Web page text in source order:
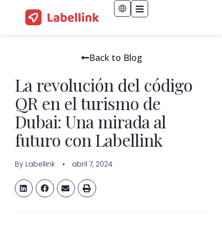
Back to Blog
La revolución del código
QR en el turismo de
Dubai: Una mirada al
futuro con Labellink
By Labellink abril 7, 2024